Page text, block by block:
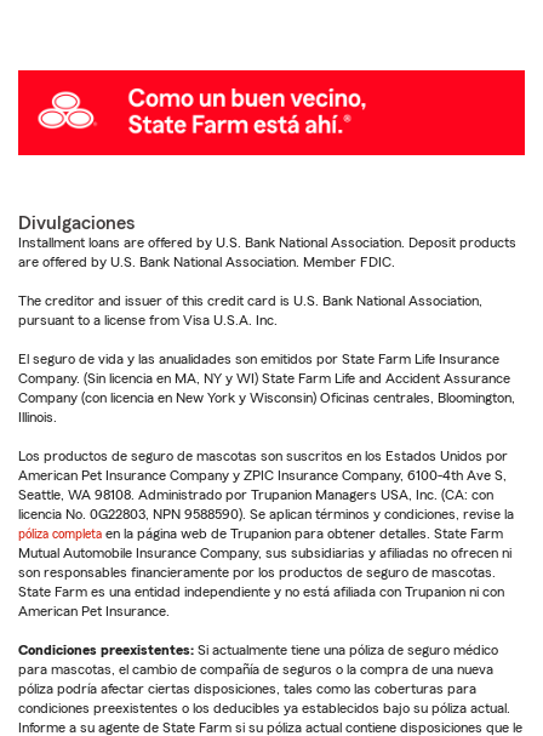
Divulgaciones
Installment loans are offered by U.S. Bank National Association. Deposit products
are offered by U.S. Bank National Association. Member FDIC.
The creditor and issuer of this credit card is U.S. Bank National Association,
pursuant to a license from Visa U.S.A. Inc.
El seguro de vida y las anualidades son emitidos por State Farm Life Insurance
Company. (Sin licencia en MA, NY y WI) State Farm Life and Accident Assurance
Company (con licencia en New York y Wisconsin) Oficinas centrales, Bloomington,
Illinois.
Los productos de seguro de mascotas son suscritos en los Estados Unidos por
American Pet Insurance Company y ZPIC Insurance Company, 6100-4th Ave S,
Seattle, WA 98108. Administrado por Trupanion Managers USA, Inc. (CA: con
licencia No. 0G22803, NPN 9588590). Se aplican términos y condiciones, revise la
póliza completa en la página web de Trupanion para obtener detalles. State Farm
Mutual Automobile Insurance Company, sus subsidiarias y afiliadas no ofrecen ni
son responsables financieramente por los productos de seguro de mascotas.
State Farm es una entidad independiente y no está afiliada con Trupanion ni con
American Pet Insurance.
Condiciones preexistentes: Si actualmente tiene una póliza de seguro médico
para mascotas, el cambio de compañía de seguros o la compra de una nueva
póliza podría afectar ciertas disposiciones, tales como las coberturas para
condiciones preexistentes o los deducibles ya establecidos bajo su póliza actual.
Informe a su agente de State Farm si su póliza actual contiene disposiciones que le